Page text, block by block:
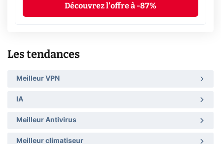
Découvrez l'offre à -87%
Les tendances
Meilleur VPN
IA
Meilleur Antivirus
Meilleur climatiseur